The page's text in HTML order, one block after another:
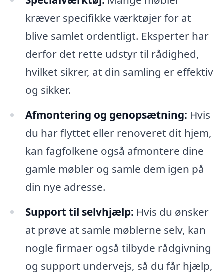
kræver specifikke værktøjer for at
blive samlet ordentligt. Eksperter har
derfor det rette udstyr til rådighed,
hvilket sikrer, at din samling er effektiv
og sikker.
Afmontering og genopsætning: Hvis
du har flyttet eller renoveret dit hjem,
kan fagfolkene også afmontere dine
gamle møbler og samle dem igen på
din nye adresse.
Support til selvhjælp: Hvis du ønsker
at prøve at samle møblerne selv, kan
nogle firmaer også tilbyde rådgivning
og support undervejs, så du får hjælp,